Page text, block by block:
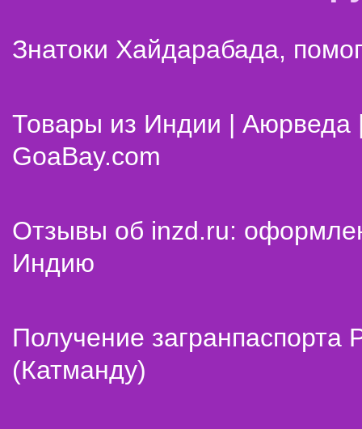
Знатоки Хайдарабада,
Товары из Индии | Аюрведа
GoaBay.com
Отзывы об inzd.ru:
Индию
Получение
(Катманду)